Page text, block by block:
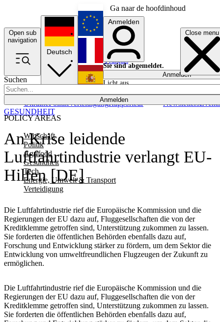
Ga naar de hoofdinhoud
Open sub
navigation
Close menu
Suchen
Anmelden
POLICY AREAS
Wirtschaft
Politik
Agrifood
Gesundheit
Tech
Energie, Umwelt & Transport
Verteidigung
UkrainePolitikVerteidigungRapporteur NewslettersEvents
Deutsch
English
Français
Anmelden
Sie sind abgemeldet.
Anmelden
Licht aus
An Krise leidende
Luftfahrtindustrie verlangt EU-
Hilfen [DE]
Die Luftfahrtindustrie rief die Europäische Kommission und die
Regierungen der EU dazu auf, Fluggesellschaften die von der
Kreditklemme getroffen sind, Unterstützung zukommen zu lassen.
Sie forderten die öffentlichen Behörden ebenfalls dazu auf,
Forschung und Entwicklung stärker zu fördern, um dem Sektor die
Entwicklung von umweltfreundlichen Flugzeugen der Zukunft zu
ermöglichen.
GESUNDHEIT
Die Luftfahrtindustrie rief die Europäische Kommission und die
Regierungen der EU dazu auf, Fluggesellschaften die von der
Kreditklemme getroffen sind, Unterstützung zukommen zu lassen.
Sie forderten die öffentlichen Behörden ebenfalls dazu auf,